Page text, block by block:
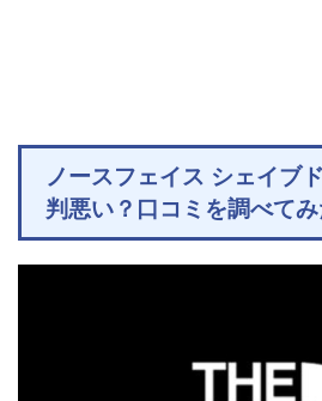
ノースフェイス シェイブ
判悪い？口コミを調べてみ